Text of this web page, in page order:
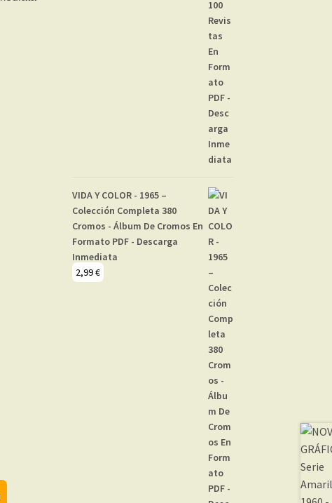
VIDA Y COLOR - 1965 –
Colección Completa 380
Cromos - Álbum De Cromos En
Formato PDF - Descarga
Inmediata
2,99€